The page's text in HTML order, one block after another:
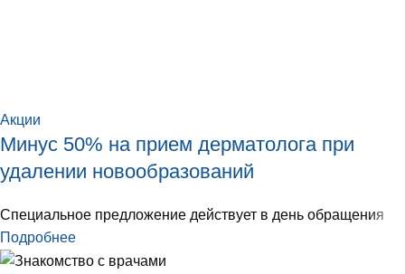
Акции
Минус 50% на прием дерматолога при
удалении новообразований
Специальное предложение действует в день обращения
Подробнее